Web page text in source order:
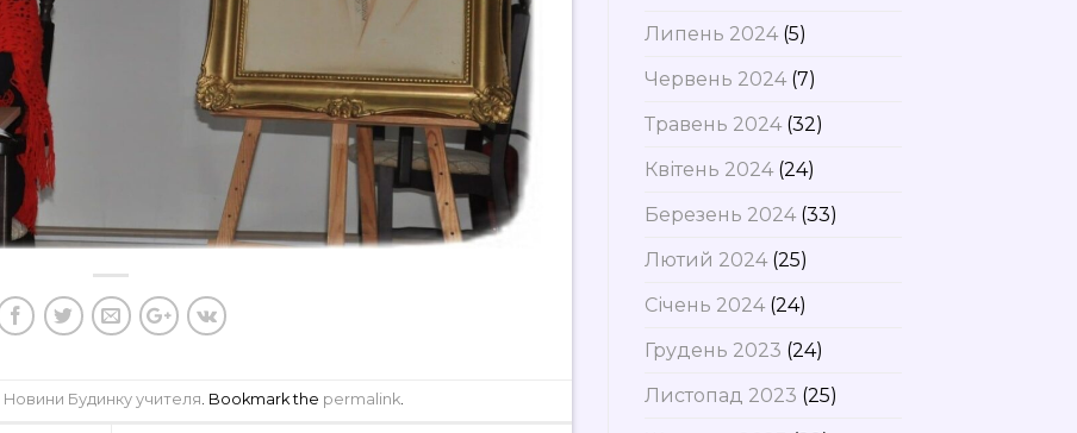
Новини Будинку учителя. Bookmark the permalink.
Липень 2024(5)
Червень 2024(7)
Травень 2024(32)
Квітень 2024(24)
Березень 2024(33)
Лютий 2024(25)
Січень 2024(24)
Грудень 2023 (24)
Листопад 2023 (25)